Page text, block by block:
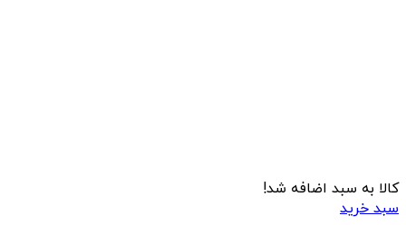
کالا به سبد اضافه شد!
سبد خرید